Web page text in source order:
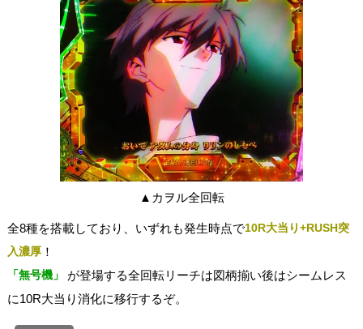
▲カヲル全回転
全8種を搭載しており、いずれも発生時点で10R大当り+RUSH突
入濃厚！
「無号機」
が登場する全回転リーチは図柄揃い後はシームレス
に10R大当り消化に移行するぞ。